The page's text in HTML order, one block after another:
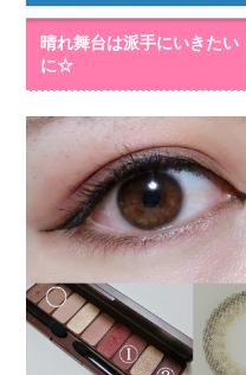
晴れ舞台は派手にいきた
に☆